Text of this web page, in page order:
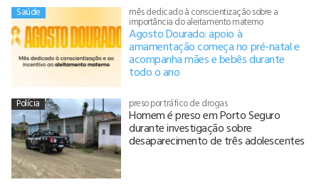
Saúde mês dedicado à conscientização sobre a
importância do aleitamento materno
Agosto Dourado: apoio à
amamentação começa no pré-natal e
acompanha mães e bebês durante
todo o ano
Polícia preso por tráfico de drogas
Homem é preso em Porto Seguro
durante investigação sobre
desaparecimento de três adolescentes